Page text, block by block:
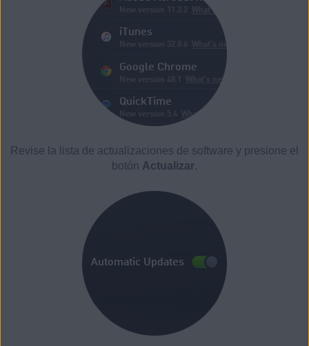
Revise la lista de actualizaciones de software y presione el
botón Actualizar.